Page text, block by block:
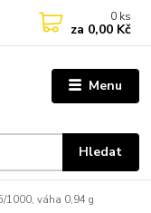
Menu
Hledat
0 ks
za 0,00 Kč
1000, váha 0,94 g